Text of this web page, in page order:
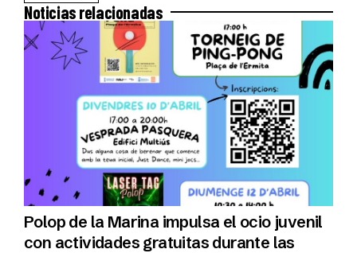
Noticias relacionadas
Polop de la Marina impulsa el ocio juvenil
con actividades gratuitas durante las